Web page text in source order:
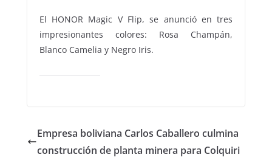
El HONOR Magic V Flip, se anunció en tres
impresionantes colores: Rosa Champán,
Blanco Camelia y Negro Iris.
Empresa boliviana Carlos Caballero culmina
construcción de planta minera para Colquiri